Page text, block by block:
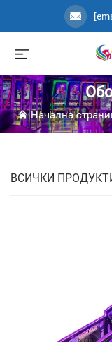
Начална
ВСИЧКИ